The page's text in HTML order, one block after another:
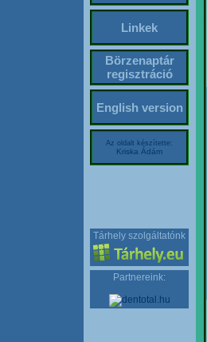
Linkek
Börzenaptár
regisztráció
English version
Az oldalt készítette:
Kriska Ádám
Tárhely szolgáltatónk
Partnereink: